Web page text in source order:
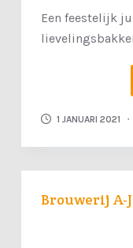
Een feestelijk
1 JANUARI 2021
Brouwerij A-